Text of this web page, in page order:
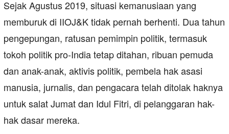
Sejak Agustus 2019, situasi kemanusiaan yang
memburuk di IIOJ&K tidak pernah berhenti. Dua tahun
pengepungan, ratusan pemimpin politik, termasuk
tokoh politik pro-India tetap ditahan, ribuan pemuda
dan anak-anak, aktivis politik, pembela hak asasi
manusia, jurnalis, dan pengacara telah ditolak haknya
untuk salat Jumat dan Idul Fitri, di pelanggaran hak-
hak dasar mereka.